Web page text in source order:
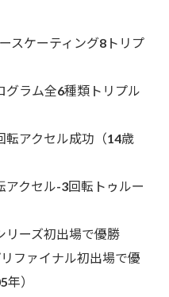
スケーティング8トリプ
グラム全6種類トリプル
転アクセル成功（14歳
クセル-3回転トゥルー
リーズ初出場で優勝
ファイナル初出場で優
）